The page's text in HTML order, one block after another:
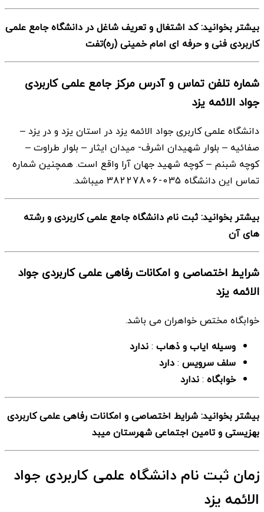
بیشتر بخوانید: کد اشتغال و تعریف شاغل در دانشگاه جامع علمی
کاربردی فنی و حرفه ای امام خمینی (ره)تفت
شماره تلفن تماس و آدرس مرکز جامع علمی کاربردی
جواد الائمه یزد
دانشگاه علمی کاربری جواد الائمه یزد در استان یزد و در یزد –
صفائیه – بلوار شهیدان اشرف- میدان ایثار – بلوار طراوت –
كوچه شبنم – كوچه شهید جهان آرا واقع است. همچنین شماره
تماس این دانشگاه 035-38227806 میباشد.
بیشتر بخوانید: ثبت نام دانشگاه جامع علمی کاربردی و رشته
های آن
شرایط اختصاصی و امکانات رفاهی علمی کاربردی جواد
الائمه یزد
خوابگاه مختص خواهران می باشد.
وسیله ایاب و ذهاب :ندارد
سلف سرویس :دارد
خوابگاه :ندارد
بیشتر بخوانید: شرایط اختصاصی و امکانات رفاهی علمی کاربردی
بهزیستی و تامین اجتماعی شهرستان میبد
زمان ثبت نام دانشگاه علمی کاربردی جواد
الائمه یزد